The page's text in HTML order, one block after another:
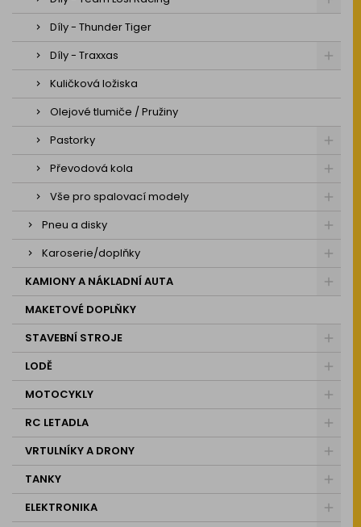
Díly - Thunder Tiger
Díly - Traxxas
Kuličková ložiska
Olejové tlumiče / Pružiny
Pastorky
Převodová kola
Vše pro spalovací modely
Pneu a disky
Karoserie/doplňky
KAMIONY A NÁKLADNÍ AUTA
MAKETOVÉ DOPLŇKY
STAVEBNÍ STROJE
LODĚ
MOTOCYKLY
RC LETADLA
VRTULNÍKY A DRONY
TANKY
ELEKTRONIKA